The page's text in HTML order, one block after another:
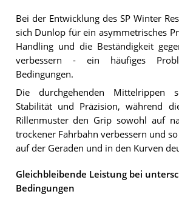
Bei der Entwicklung des SP Winter
sich Dunlop für ein asymmetrisches
Handling und die Beständigkeit
verbessern - ein häufiges
Bedingungen.
Die durchgehenden Mittelrippen
Stabilität und Präzision, während
Rillenmuster den Grip sowohl auf
trockener Fahrbahn verbessern und
auf der Geraden und in den Kurven
Gleichbleibende Leistung bei
Bedingungen